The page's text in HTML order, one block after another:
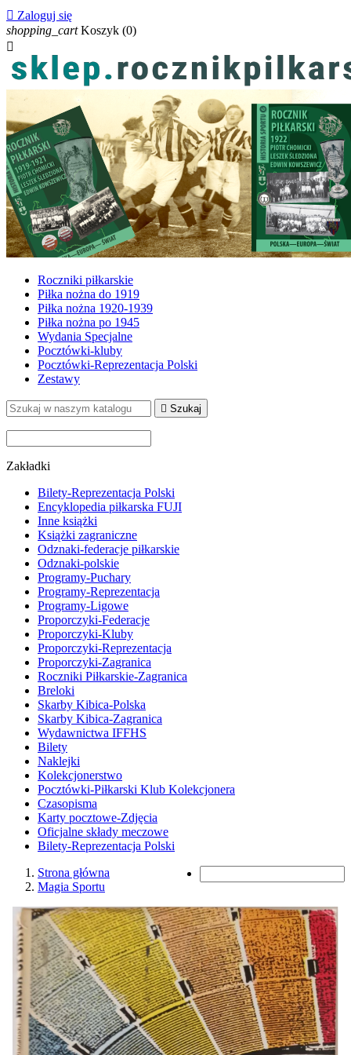
 Zaloguj się
shopping_cart Koszyk (0)

Roczniki piłkarskie
Piłka nożna do 1919
Piłka nożna 1920-1939
Piłka nożna po 1945
Wydania Specjalne
Pocztówki-kluby
Pocztówki-Reprezentacja Polski
Zestawy
 Szukaj
Zakładki
Bilety-Reprezentacja Polski
Encyklopedia piłkarska FUJI
Inne książki
Książki zagraniczne
Odznaki-federacje piłkarskie
Odznaki-polskie
Programy-Puchary
Programy-Reprezentacja
Programy-Ligowe
Proporczyki-Federacje
Proporczyki-Kluby
Proporczyki-Reprezentacja
Proporczyki-Zagranica
Roczniki Piłkarskie-Zagranica
Breloki
Skarby Kibica-Polska
Skarby Kibica-Zagranica
Wydawnictwa IFFHS
Bilety
Naklejki
Kolekcjonerstwo
Pocztówki-Piłkarski Klub Kolekcjonera
Czasopisma
Karty pocztowe-Zdjęcia
Oficjalne składy meczowe
Bilety-Reprezentacja Polski
Strona główna
Magia Sportu